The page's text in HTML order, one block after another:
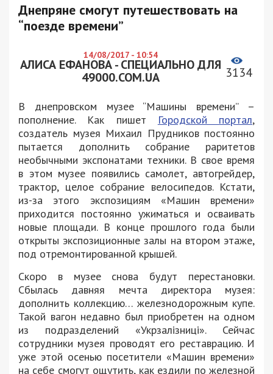
Днепряне смогут путешествовать на
“поезде времени”
14/08/2017 - 10:54
АЛИСА ЕФАНОВА - СПЕЦИАЛЬНО ДЛЯ
49000.COM.UA
3134
В днепровском музее “Машины времени” –
пополнение. Как пишет Городской портал,
создатель музея Михаил Прудников постоянно
пытается дополнить собрание раритетов
необычными экспонатами техники. В свое время
в этом музее появились самолет, автогрейдер,
трактор, целое собрание велосипедов. Кстати,
из-за этого экспозициям «Машин времени»
приходится постоянно ужиматься и осваивать
новые площади. В конце прошлого года были
открыты экспозиционные залы на втором этаже,
под отремонтированной крышей.
Скоро в музее снова будут перестановки.
Сбылась давняя мечта директора музея:
дополнить коллекцию… железнодорожным купе.
Такой вагон недавно был приобретен на одном
из подразделений «Укрзалізниці». Сейчас
сотрудники музея проводят его реставрацию. И
уже этой осенью посетители «Машин времени»
на себе смогут ощутить, как ездили по железной